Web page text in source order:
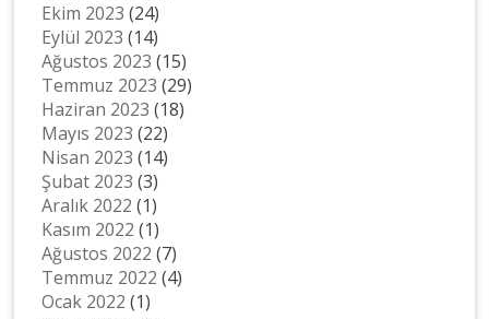
Ekim 2023 (24)
Eylül 2023 (14)
Ağustos 2023 (15)
Temmuz 2023 (29)
Haziran 2023 (18)
Mayıs 2023 (22)
Nisan 2023 (14)
Şubat 2023 (3)
Aralık 2022 (1)
Kasım 2022 (1)
Ağustos 2022 (7)
Temmuz 2022 (4)
Ocak 2022 (1)